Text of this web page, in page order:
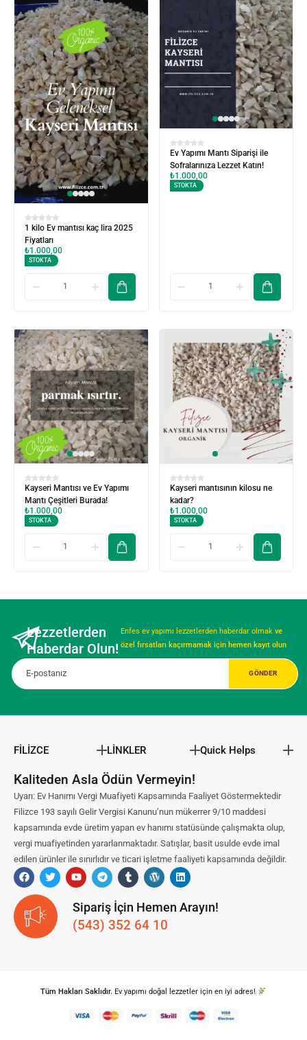
1 kilo Ev mantısı kaç lira 2025
Fiyatları
₺1.000,00
STOKTA
Ev Yapımı Mantı Siparişi ile
Sofralarınıza Lezzet Katın!
₺1.000,00
STOKTA
Kayseri Mantısı ve Ev Yapımı
Mantı Çeşitleri Burada!
₺1.000,00
STOKTA
Kayseri mantısının kilosu ne
kadar?
₺1.000,00
STOKTA
Lezzetlerden
Haberdar Olun!
Enfes ev yapımı lezzetlerden haberdar olmak ve
özel fırsatları kaçırmamak için hemen kayıt olun
FİLİZCE LİNKLER Quick Helps
Kaliteden Asla Ödün Vermeyin!
Uyarı: Ev Hanımı Vergi Muafiyeti Kapsamında Faaliyet Göstermektedir
Filizce 193 sayılı Gelir Vergisi Kanunu’nun mükerrer 9/10 maddesi
kapsamında evde üretim yapan ev hanımı statüsünde çalışmakta olup,
vergi muafiyetinden yararlanmaktadır. Satışlar, basit usulde evde imal
edilen ürünler ile sınırlıdır ve ticari işletme faaliyeti kapsamında değildir.
Sipariş İçin Hemen Arayın!
(543) 352 64 10
Tüm Hakları Saklıdır. Ev yapımı doğal lezzetler için en iyi adres!